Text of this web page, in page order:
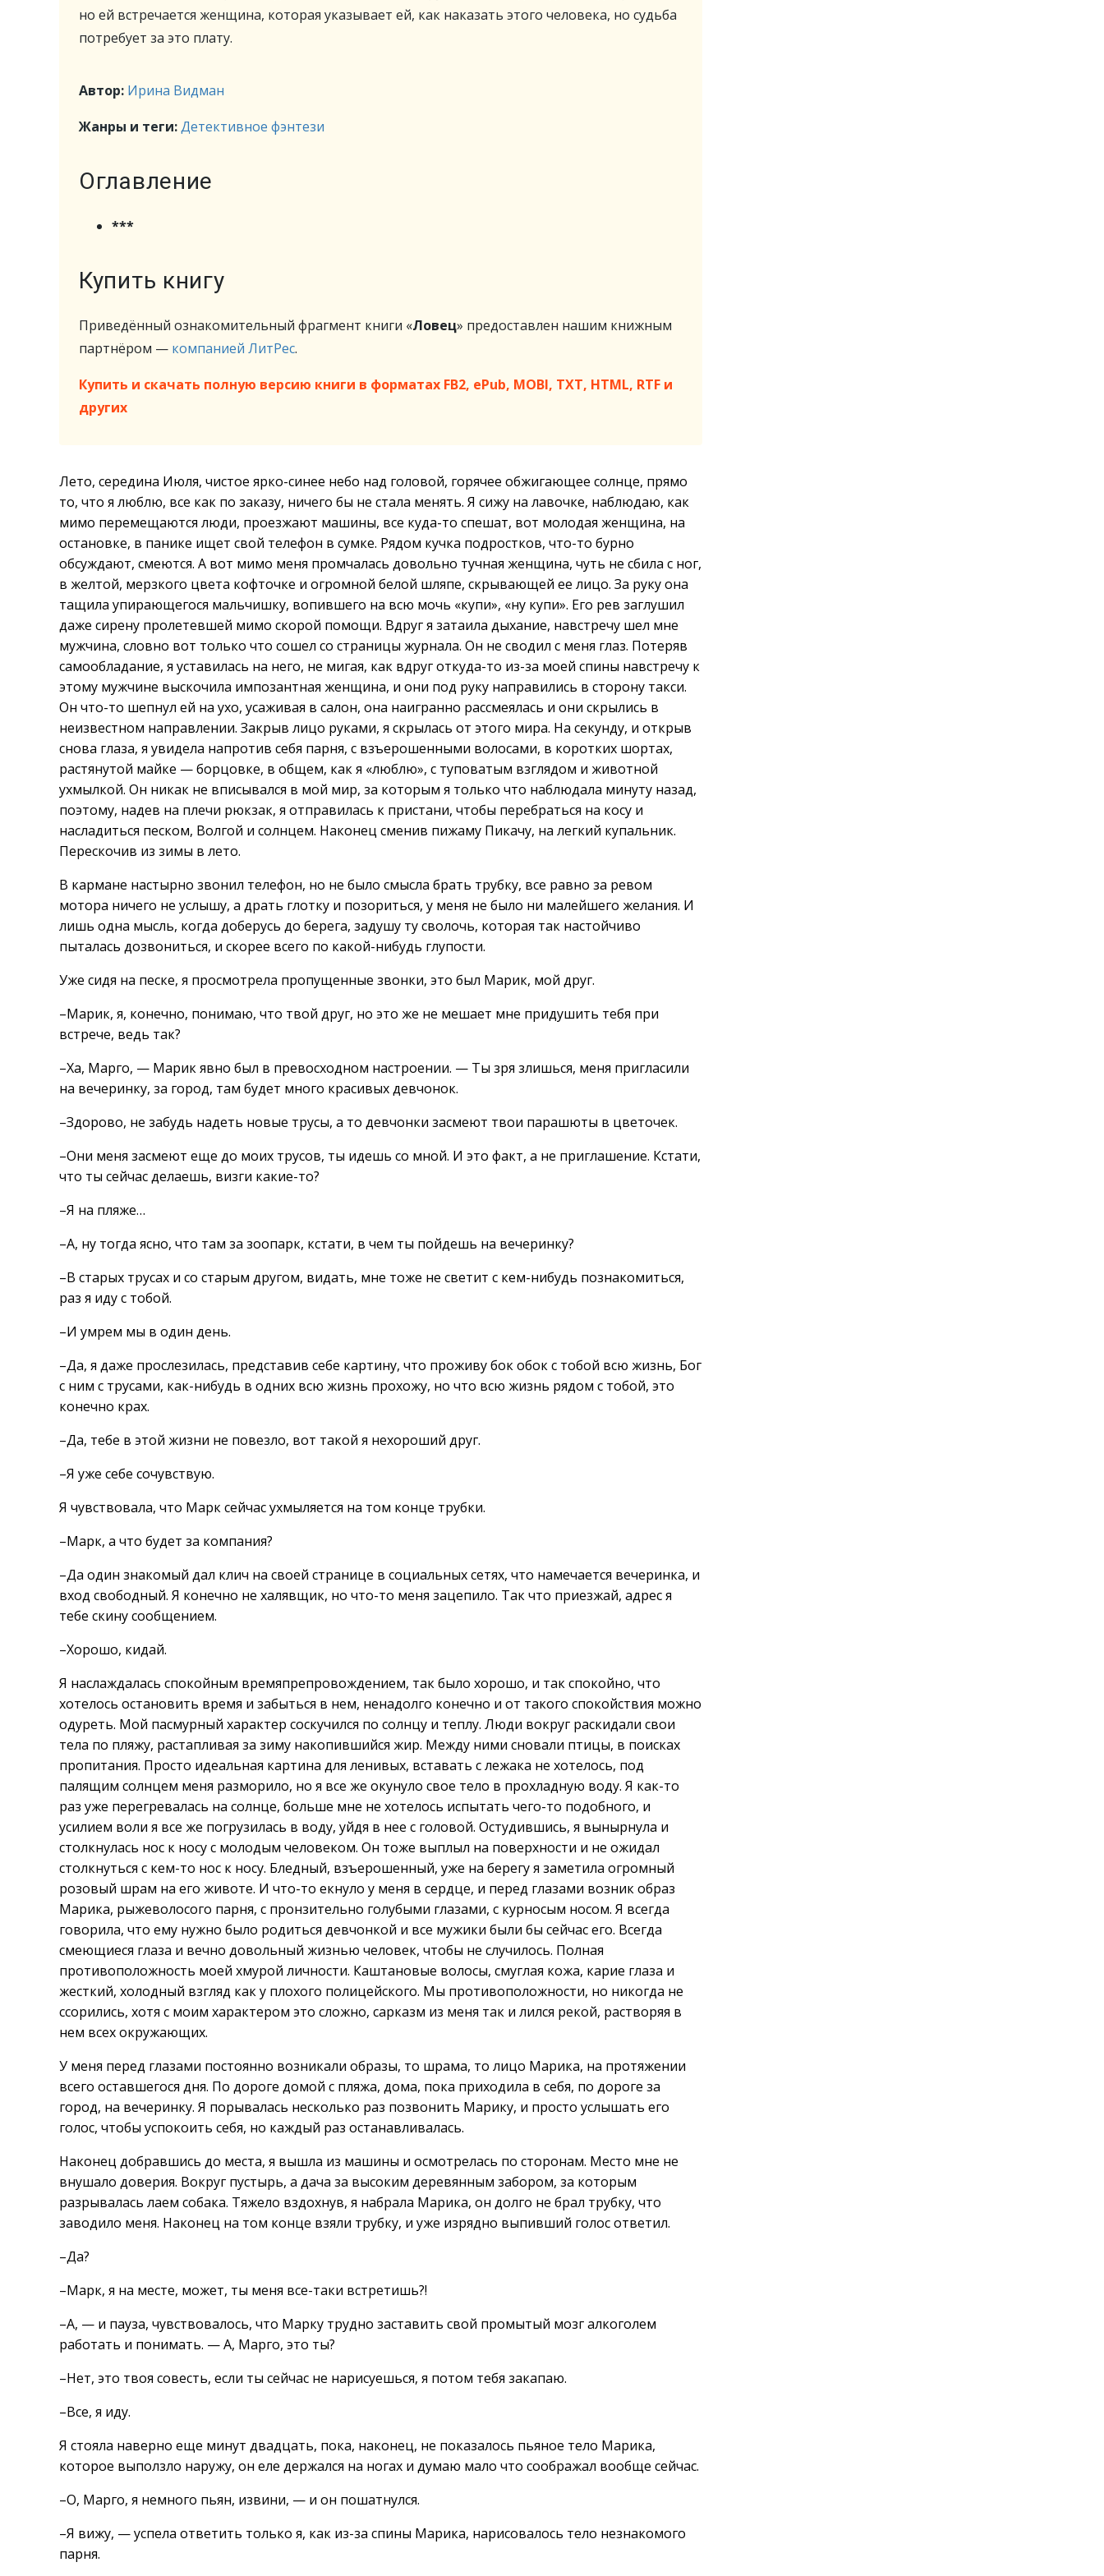
но ей встречается женщина, которая указывает ей, как наказать этого человека, но судьба
потребует за это плату.
Автор: Ирина Видман
Жанры и теги:Детективное фэнтези
Оглавление
***
Купить книгу
Приведённый ознакомительный фрагмент книги «Ловец» предоставлен нашим книжным
партнёром — компанией ЛитРес.
Купить и скачать полную версию книги в форматах FB2, ePub, MOBI, TXT, HTML, RTF и
других
Лето, середина Июля, чистое ярко-синее небо над головой, горячее обжигающее солнце, прямо
то, что я люблю, все как по заказу, ничего бы не стала менять. Я сижу на лавочке, наблюдаю, как
мимо перемещаются люди, проезжают машины, все куда-то спешат, вот молодая женщина, на
остановке, в панике ищет свой телефон в сумке. Рядом кучка подростков, что-то бурно
обсуждают, смеются. А вот мимо меня промчалась довольно тучная женщина, чуть не сбила с ног,
в желтой, мерзкого цвета кофточке и огромной белой шляпе, скрывающей ее лицо. За руку она
тащила упирающегося мальчишку, вопившего на всю мочь «купи», «ну купи». Его рев заглушил
даже сирену пролетевшей мимо скорой помощи. Вдруг я затаила дыхание, навстречу шел мне
мужчина, словно вот только что сошел со страницы журнала. Он не сводил с меня глаз. Потеряв
самообладание, я уставилась на него, не мигая, как вдруг откуда-то из-за моей спины навстречу к
этому мужчине выскочила импозантная женщина, и они под руку направились в сторону такси.
Он что-то шепнул ей на ухо, усаживая в салон, она наигранно рассмеялась и они скрылись в
неизвестном направлении. Закрыв лицо руками, я скрылась от этого мира. На секунду, и открыв
снова глаза, я увидела напротив себя парня, с взъерошенными волосами, в коротких шортах,
растянутой майке — борцовке, в общем, как я «люблю», с туповатым взглядом и животной
ухмылкой. Он никак не вписывался в мой мир, за которым я только что наблюдала минуту назад,
поэтому, надев на плечи рюкзак, я отправилась к пристани, чтобы перебраться на косу и
насладиться песком, Волгой и солнцем. Наконец сменив пижаму Пикачу, на легкий купальник.
Перескочив из зимы в лето.
В кармане настырно звонил телефон, но не было смысла брать трубку, все равно за ревом
мотора ничего не услышу, а драть глотку и позориться, у меня не было ни малейшего желания. И
лишь одна мысль, когда доберусь до берега, задушу ту сволочь, которая так настойчиво
пыталась дозвониться, и скорее всего по какой-нибудь глупости.
Уже сидя на песке, я просмотрела пропущенные звонки, это был Марик, мой друг.
–Марик, я, конечно, понимаю, что твой друг, но это же не мешает мне придушить тебя при
встрече, ведь так?
–Ха, Марго, — Марик явно был в превосходном настроении. — Ты зря злишься, меня пригласили
на вечеринку, за город, там будет много красивых девчонок.
–Здорово, не забудь надеть новые трусы, а то девчонки засмеют твои парашюты в цветочек.
–Они меня засмеют еще до моих трусов, ты идешь со мной. И это факт, а не приглашение. Кстати,
что ты сейчас делаешь, визги какие-то?
–Я на пляже…
–А, ну тогда ясно, что там за зоопарк, кстати, в чем ты пойдешь на вечеринку?
–В старых трусах и со старым другом, видать, мне тоже не светит с кем-нибудь познакомиться,
раз я иду с тобой.
–И умрем мы в один день.
–Да, я даже прослезилась, представив себе картину, что проживу бок обок с тобой всю жизнь, Бог
с ним с трусами, как-нибудь в одних всю жизнь прохожу, но что всю жизнь рядом с тобой, это
конечно крах.
–Да, тебе в этой жизни не повезло, вот такой я нехороший друг.
–Я уже себе сочувствую.
Я чувствовала, что Марк сейчас ухмыляется на том конце трубки.
–Марк, а что будет за компания?
–Да один знакомый дал клич на своей странице в социальных сетях, что намечается вечеринка, и
вход свободный. Я конечно не халявщик, но что-то меня зацепило. Так что приезжай, адрес я
тебе скину сообщением.
–Хорошо, кидай.
Я наслаждалась спокойным времяпрепровождением, так было хорошо, и так спокойно, что
хотелось остановить время и забыться в нем, ненадолго конечно и от такого спокойствия можно
одуреть. Мой пасмурный характер соскучился по солнцу и теплу. Люди вокруг раскидали свои
тела по пляжу, растапливая за зиму накопившийся жир. Между ними сновали птицы, в поисках
пропитания. Просто идеальная картина для ленивых, вставать с лежака не хотелось, под
палящим солнцем меня разморило, но я все же окунуло свое тело в прохладную воду. Я как-то
раз уже перегревалась на солнце, больше мне не хотелось испытать чего-то подобного, и
усилием воли я все же погрузилась в воду, уйдя в нее с головой. Остудившись, я вынырнула и
столкнулась нос к носу с молодым человеком. Он тоже выплыл на поверхности и не ожидал
столкнуться с кем-то нос к носу. Бледный, взъерошенный, уже на берегу я заметила огромный
розовый шрам на его животе. И что-то екнуло у меня в сердце, и перед глазами возник образ
Марика, рыжеволосого парня, с пронзительно голубыми глазами, с курносым носом. Я всегда
говорила, что ему нужно было родиться девчонкой и все мужики были бы сейчас его. Всегда
смеющиеся глаза и вечно довольный жизнью человек, чтобы не случилось. Полная
противоположность моей хмурой личности. Каштановые волосы, смуглая кожа, карие глаза и
жесткий, холодный взгляд как у плохого полицейского. Мы противоположности, но никогда не
ссорились, хотя с моим характером это сложно, сарказм из меня так и лился рекой, растворяя в
нем всех окружающих.
У меня перед глазами постоянно возникали образы, то шрама, то лицо Марика, на протяжении
всего оставшегося дня. По дороге домой с пляжа, дома, пока приходила в себя, по дороге за
город, на вечеринку. Я порывалась несколько раз позвонить Марику, и просто услышать его
голос, чтобы успокоить себя, но каждый раз останавливалась.
Наконец добравшись до места, я вышла из машины и осмотрелась по сторонам. Место мне не
внушало доверия. Вокруг пустырь, а дача за высоким деревянным забором, за которым
разрывалась лаем собака. Тяжело вздохнув, я набрала Марика, он долго не брал трубку, что
заводило меня. Наконец на том конце взяли трубку, и уже изрядно выпивший голос ответил.
–Да?
–Марк, я на месте, может, ты меня все-таки встретишь?!
–А, — и пауза, чувствовалось, что Марку трудно заставить свой промытый мозг алкоголем
работать и понимать. — А, Марго, это ты?
–Нет, это твоя совесть, если ты сейчас не нарисуешься, я потом тебя закапаю.
–Все, я иду.
Я стояла наверно еще минут двадцать, пока, наконец, не показалось пьяное тело Марика,
которое выползло наружу, он еле держался на ногах и думаю мало что соображал вообще сейчас.
–О, Марго, я немного пьян, извини, — и он пошатнулся.
–Я вижу, — успела ответить только я, как из-за спины Марика, нарисовалось тело незнакомого
парня.